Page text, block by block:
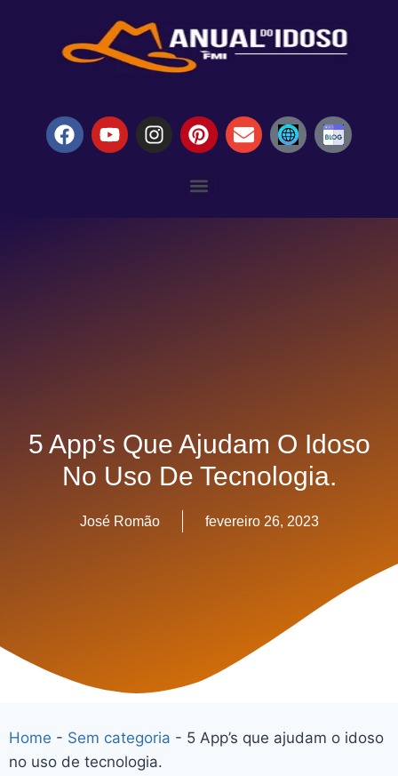
5 App’s Que Ajudam O Idoso
No Uso De Tecnologia.
José Romão fevereiro 26, 2023
Home - Sem categoria - 5 App’s que ajudam o idoso
no uso de tecnologia.